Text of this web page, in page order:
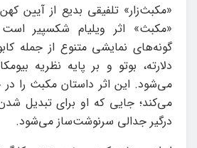
«مکبث‌زار» تلفیقی بدیع از آیین کهن
«مکبث» اثر ویلیام شکسپیر است
گونه‌های نمایشی متنوع از جمله
دلارته، بوتو و بر پایه نظریه
می‌شود. این اثر داستان مکبث را در
می‌کند؛ جایی که او برای تبدیل شدن
درگیر جدالی سرنوشت‌ساز می‌شود.